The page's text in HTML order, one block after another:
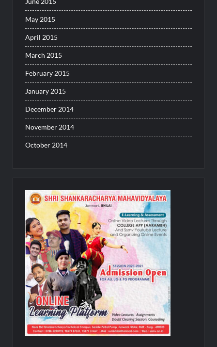
May 2015
April 2015
March 2015
February 2015
January 2015
December 2014
November 2014
October 2014